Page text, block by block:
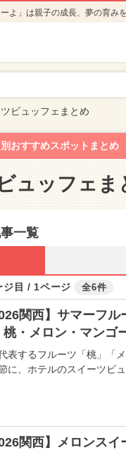
よ」は親子の成長、夢の育み
ビュッフェまとめ
おすすめスポットまとめ
ュッフェま
一覧
ジ目 / 1ページ 全6件
関西】サマーフ
桃・メロン・マンゴ
表するフルーツ「桃」「
に、ホテルのスイーツビ
関西】メロンス